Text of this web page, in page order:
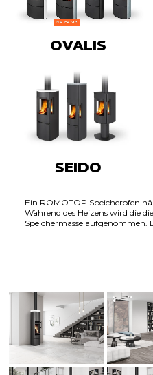
OVALIS
SEIDO
Ein ROMOTOP Speicherofen
Während des Heizens wird die
Speichermasse aufgenommen.